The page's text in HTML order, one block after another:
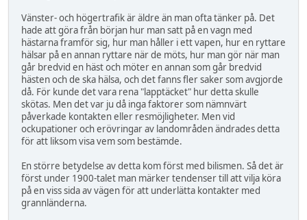
Vänster- och högertrafik är äldre än man ofta tänker på. Det
hade att göra från början hur man satt på en vagn med
hästarna framför sig, hur man håller i ett vapen, hur en ryttare
hälsar på en annan ryttare när de möts, hur man gör när man
går bredvid en häst och möter en annan som går bredvid
hästen och de ska hälsa, och det fanns fler saker som avgjorde
då. För kunde det vara rena "lapptäcket" hur detta skulle
skötas. Men det var ju då inga faktorer som nämnvärt
påverkade kontakten eller resmöjligheter. Men vid
ockupationer och erövringar av landområden ändrades detta
för att liksom visa vem som bestämde.
En större betydelse av detta kom först med bilismen. Så det är
först under 1900-talet man märker tendenser till att vilja köra
på en viss sida av vägen för att underlätta kontakter med
grannländerna.